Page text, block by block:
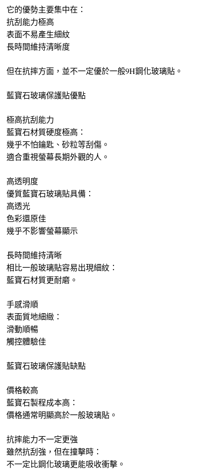
它的優勢主要集中在：
抗刮能力極高
表面不易產生細紋
長時間維持清晰度
但在抗摔方面，並不一定優於一般9H鋼化玻璃貼。
藍寶石玻璃保護貼優點
極高抗刮能力
藍寶石材質硬度極高：
幾乎不怕鑰匙、砂粒等刮傷。
適合重視螢幕長期外觀的人。
高透明度
優質藍寶石玻璃貼具備：
高透光
色彩還原佳
幾乎不影響螢幕顯示
長時間維持清晰
相比一般玻璃貼容易出現細紋：
藍寶石材質更耐磨。
手感滑順
表面質地細緻：
滑動順暢
觸控體驗佳
藍寶石玻璃保護貼缺點
價格較高
藍寶石製程成本高：
價格通常明顯高於一般玻璃貼。
抗摔能力不一定更強
雖然抗刮強，但在撞擊時：
不一定比鋼化玻璃更能吸收衝擊。